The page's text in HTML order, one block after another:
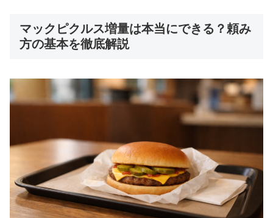
マックピクルス増量は本当にできる？頼み
方の基本を徹底解説